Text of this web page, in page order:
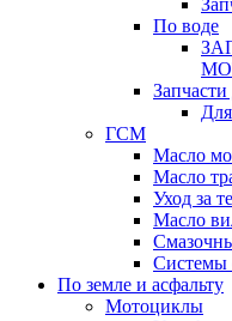
По воде
ГСМ
Масло
Масло
Уход за
Масло
Системы
По земле и асфальту
Мотоциклы